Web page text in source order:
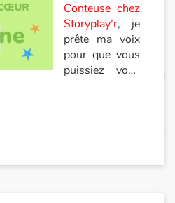
jeunesse et
parfois, parmi
la multitude de
titres, un
album sort du
vécues en
Conteuse chez
Storyplay’r, je
prête ma voix
pour que vous
puissiez vous
expérience,